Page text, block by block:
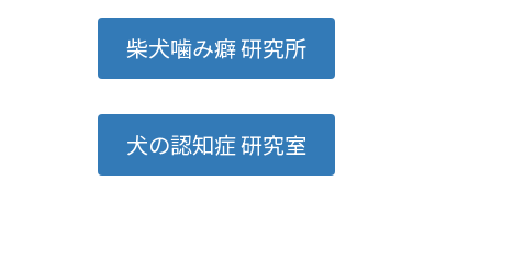
柴犬噛み癖 研究所
犬の認知症 研究室